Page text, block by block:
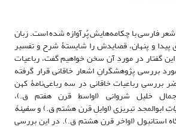
شعر فارسی با چکامه‌هایش پُرآوازه شده است. زبان
پیدا و پنهان، قصایدش را شایستۀ شرح و تفسیر
گفتار در موردِ آن سخن خواهیم گفت، رباعیات
بررسی پژوهشگرانِ اشعار خاقانی قرار گرفته
بررسیِ رباعیات خاقانی در سه رباعی‌نامۀ کهن
جمال خلیل شروانی (اواسطِ قرن هفتم ق.)،
ابوالمجد تبریزی (اوایلِ قرن هشتم ق.) وسفینۀ
استانبول (اواخرِ قرن هشتم ق.). در این بررسی